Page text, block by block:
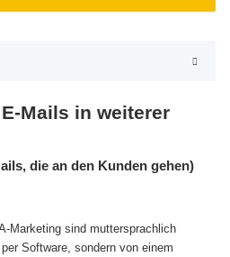
Mails in weiterer
die an den Kunden gehen)
Marketing sind muttersprachlich
Software, sondern von einem